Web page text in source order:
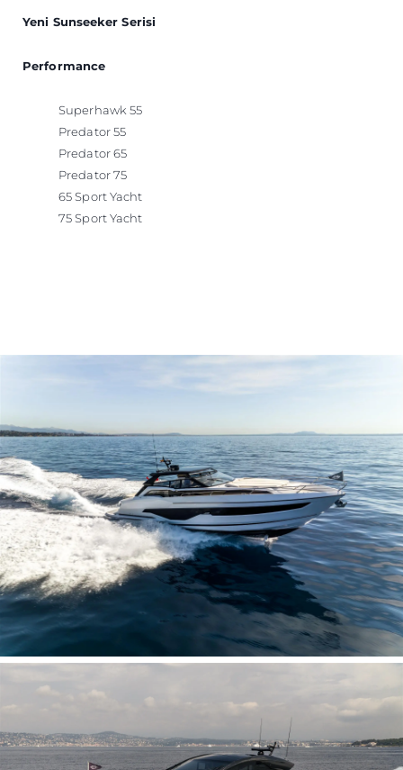
Yeni Sunseeker Serisi
Performance
Superhawk 55
Predator 55
Predator 65
Predator 75
65 Sport Yacht
75 Sport Yacht